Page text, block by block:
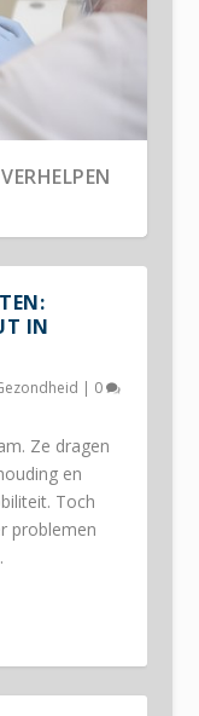
IK HEM
DE
IN
| 0
Ze dragen
en
Toch
problemen